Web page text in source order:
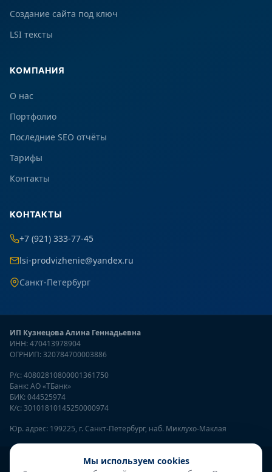
Создание сайта под ключ
LSI тексты
КОМПАНИЯ
О нас
Портфолио
Последние SEO отчёты
Тарифы
Контакты
КОНТАКТЫ
+7 (921) 333-77-45
lsi-prodvizhenie@yandex.ru
Санкт-Петербург
ИП Кузнецова Алина Геннадьевна
ИНН: 470413978904
ОГРНИП: 320784700003886
Р/с: 40802810800001361750
Банк: АО «ТБанк»
БИК: 044525974
К/с: 30101810145250000974
Юр. адрес: 199225, г. Санкт-Петербург, наб. Миклухо-Маклая
LSI Продвижение— SEO продвижение сайтов. Все права
Мы используем cookies
● онлайн